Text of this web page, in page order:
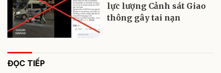
lực lượng Cảnh sát Giao
thông gây tai nạn
ĐỌC TIẾP